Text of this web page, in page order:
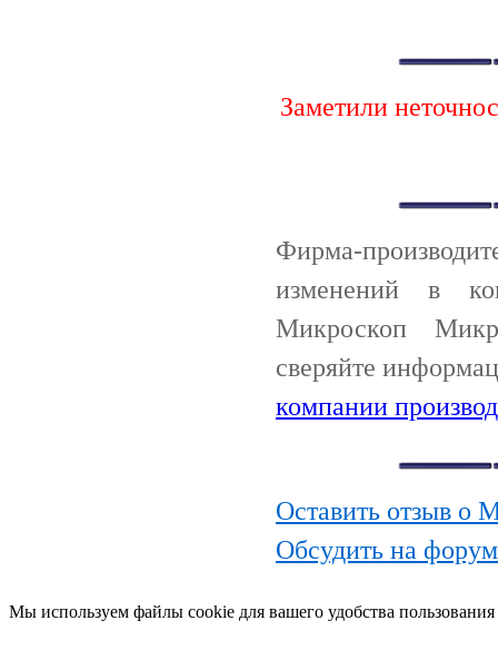
Заметили
Фирма-
изменений в
Микроскоп
сверяйте
компании
Оставить отзыв о
Обсудить на
Мы используем файлы cookie для вашего удобства